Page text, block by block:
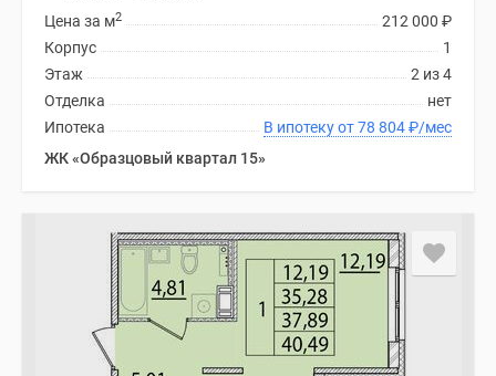
212 000 ₽
Цена за м2
1
Корпус
2 из 4
Этаж
нет
Отделка
В ипотеку от 78 804₽/мес
Ипотека
ЖК «Образцовый квартал 15»